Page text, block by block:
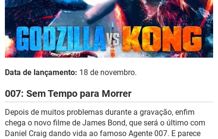
Data de lançamento: 18 de novembro.
007: Sem Tempo para Morrer
Depois de muitos problemas durante a gravação, enfim
chega o novo filme de James Bond, que será o último com
Daniel Craig dando vida ao famoso Agente 007. E parece